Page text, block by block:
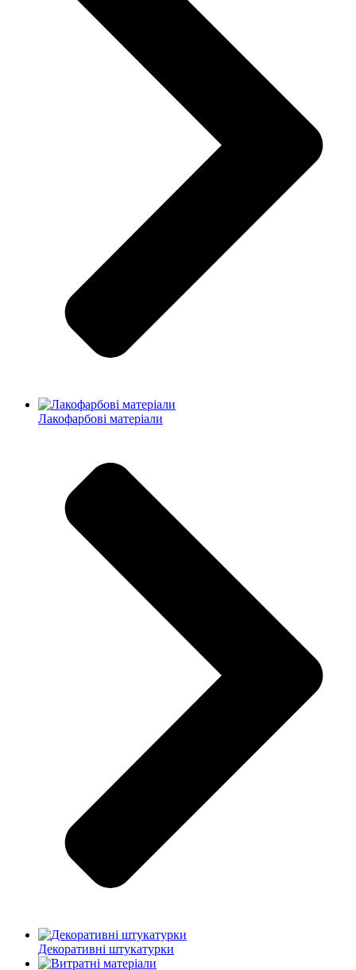
Лакофарбові матеріали
Декоративні штукатурки